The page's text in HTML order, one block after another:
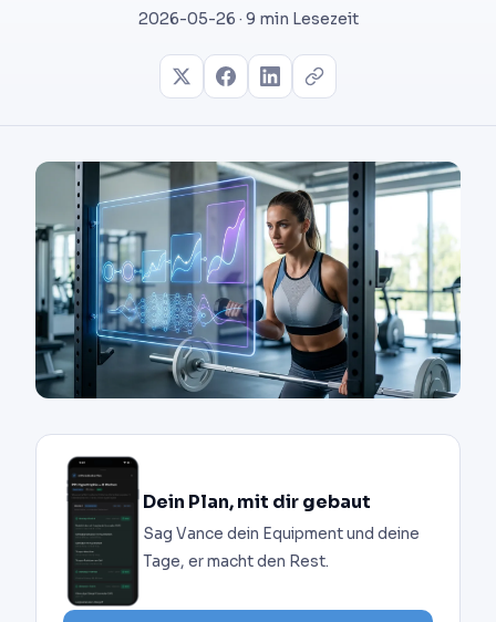
2026-05-26 · 9 min Lesezeit
Dein Plan, mit dir gebaut
Sag Vance dein Equipment und deine
Tage, er macht den Rest.